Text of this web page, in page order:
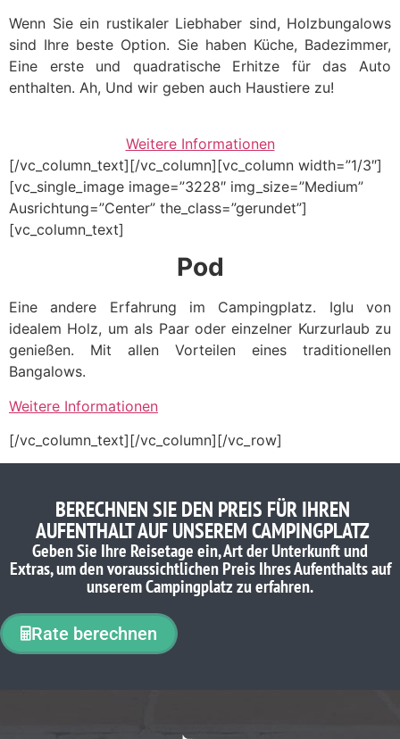
Wenn Sie ein rustikaler Liebhaber sind, Holzbungalows
sind Ihre beste Option. Sie haben Küche, Badezimmer,
Eine erste und quadratische Erhitze für das Auto
enthalten. Ah, Und wir geben auch Haustiere zu!
Weitere Informationen
[/vc_column_text][/vc_column][vc_column width=”1/3″]
[vc_single_image image=”3228″ img_size=”Medium”
Ausrichtung=”Center” the_class=”gerundet”]
[vc_column_text]
Pod
Eine andere Erfahrung im Campingplatz. Iglu von
idealem Holz, um als Paar oder einzelner Kurzurlaub zu
genießen. Mit allen Vorteilen eines traditionellen
Bangalows.
Weitere Informationen
[/vc_column_text][/vc_column][/vc_row]
BERECHNEN SIE DEN PREIS FÜR IHREN
AUFENTHALT AUF UNSEREM CAMPINGPLATZ
Geben Sie Ihre Reisetage ein, Art der Unterkunft und
Extras, um den voraussichtlichen Preis Ihres Aufenthalts auf
unserem Campingplatz zu erfahren.
Rate berechnen